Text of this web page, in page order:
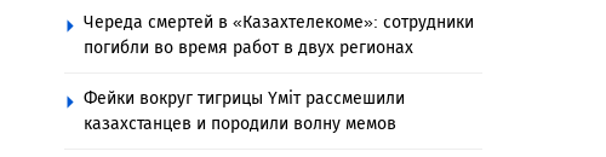
Череда смертей в «Казахтелекоме»: сотрудники
погибли во время работ в двух регионах
Фейки вокруг тигрицы Үміт рассмешили
казахстанцев и породили волну мемов